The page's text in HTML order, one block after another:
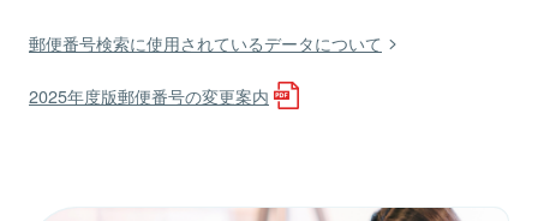
郵便番号検索に使用されているデータについて
2025年度版郵便番号の変更案内